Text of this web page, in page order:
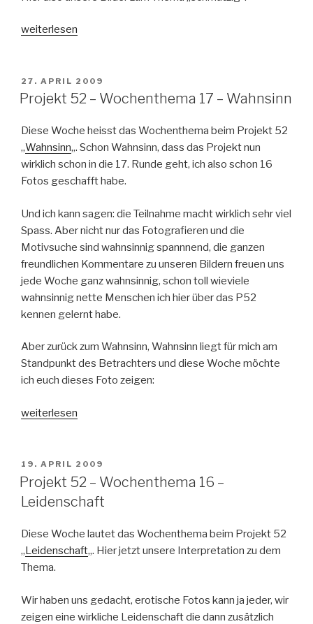
„Projekt
Wochenthema
18
Schmutzig“
weiterlesen
VERÖFFENTLICHT
AM
27. APRIL 2009
Projekt 52 – Wochenthema 17 – Wahnsinn
Diese Woche heisst das Wochenthema beim Projekt 52
„Wahnsinn„. Schon Wahnsinn, dass das Projekt nun
wirklich schon in die 17. Runde geht, ich also schon 16
Fotos geschafft habe.
Und ich kann sagen: die Teilnahme macht wirklich sehr viel
Spass. Aber nicht nur das Fotografieren und die
Motivsuche sind wahnsinnig spannnend, die ganzen
freundlichen Kommentare zu unseren Bildern freuen uns
jede Woche ganz wahnsinnig, schon toll wieviele
wahnsinnig nette Menschen ich hier über das P52
kennen gelernt habe.
Aber zurück zum Wahnsinn, Wahnsinn liegt für mich am
Standpunkt des Betrachters und diese Woche möchte
ich euch dieses Foto zeigen:
„Projekt
Wochenthema
17
–
weiterlesen
VERÖFFENTLICHT
AM
19. APRIL 2009
Projekt 52 – Wochenthema 16 –
Leidenschaft
Diese Woche lautet das Wochenthema beim Projekt 52
„Leidenschaft„. Hier jetzt unsere Interpretation zu dem
Thema.
Wir haben uns gedacht, erotische Fotos kann ja jeder, wir
zeigen eine wirkliche Leidenschaft die dann zusätzlich